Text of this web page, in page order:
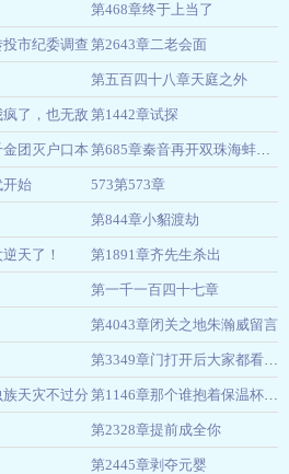
第468章终于上当了
市纪委调查 第2643章二老会面
江门二爷 04-26
第五百四十八章天庭之外
了，也无敌 第1442章试探
一条幺鸡 04-26
团灭户口本 第685章秦音再开双珠海蚌评级直接9S
开始 573第573章
第844章小貂渡劫
天了！ 第1891章齐先生杀出
第一千一百四十七章
04-26
第4043章闭关之地朱瀚威留言
04-26
第3349章门打开后大家都看到了纪检工作人员
04-26
天灾不过分 第1146章那个谁抱着保温杯的就是你出来一下
黄三刀
第2328章提前成全你
第2445章剥夺元婴